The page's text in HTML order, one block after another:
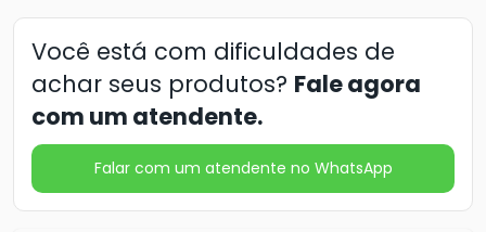
Você está com dificuldades de
achar seus produtos? Fale agora
com um atendente.
Falar com um atendente no WhatsApp